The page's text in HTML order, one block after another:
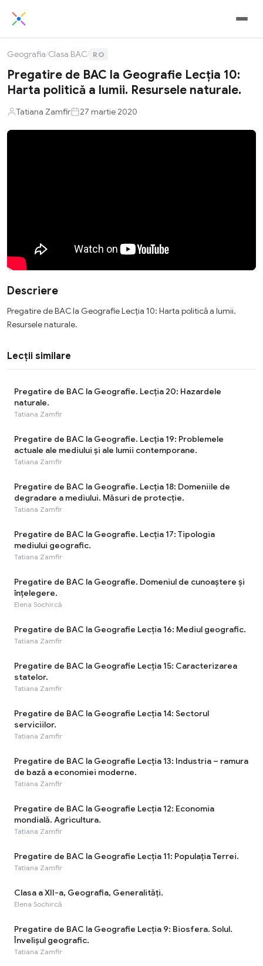
Geografia/Clasa BAC/ RO
Pregatire de BAC la Geografie Lecția 10:
Harta politică a lumii. Resursele naturale.
Tatiana Zamfir 27 martie 2020
Descriere
Pregatire de BAC la Geografie Lecția 10: Harta politică a lumii.
Resursele naturale.
Lecții similare
Pregatire de BAC la Geografie. Lecția 20: Hazardele
naturale.
Tatiana Zamfir
Pregatire de BAC la Geografie. Lecția 19: Problemele
actuale ale mediului și ale lumii contemporane.
Tatiana Zamfir
Pregatire de BAC la Geografie. Lecția 18: Domeniile de
degradare a mediului. Măsuri de protecție.
Tatiana Zamfir
Pregatire de BAC la Geografie. Lecția 17: Tipologia
mediului geografic.
Tatiana Zamfir
Pregatire de BAC la Geografie. Domeniul de cunoaștere și
înțelegere.
Elena Sochircă
Pregatire de BAC la Geografie Lecția 16: Mediul geografic.
Tatiana Zamfir
Pregatire de BAC la Geografie Lecția 15: Caracterizarea
statelor.
Tatiana Zamfir
Pregatire de BAC la Geografie Lecția 14: Sectorul
serviciilor.
Tatiana Zamfir
Pregatire de BAC la Geografie Lecția 13: Industria – ramura
de bază a economiei moderne.
Tatiana Zamfir
Pregatire de BAC la Geografie Lecția 12: Economia
mondială. Agricultura.
Tatiana Zamfir
Pregatire de BAC la Geografie Lecția 11: Populația Terrei.
Tatiana Zamfir
Clasa a XII-a, Geografia, Generalități.
Elena Sochircă
Pregatire de BAC la Geografie Lecția 9: Biosfera. Solul.
Învelișul geografic.
Tatiana Zamfir